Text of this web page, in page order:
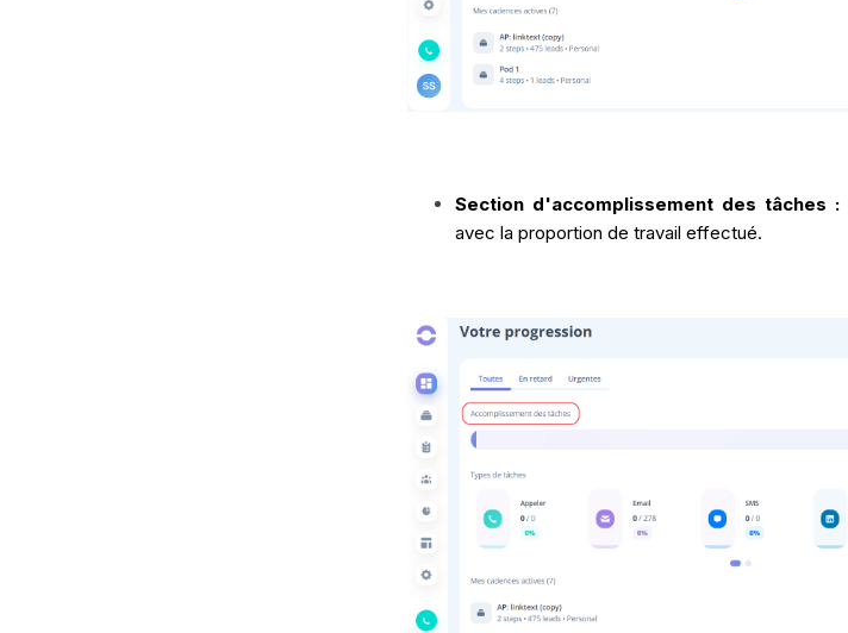
Section d'accomplissement des tâches :
avec la proportion de travail effectué.